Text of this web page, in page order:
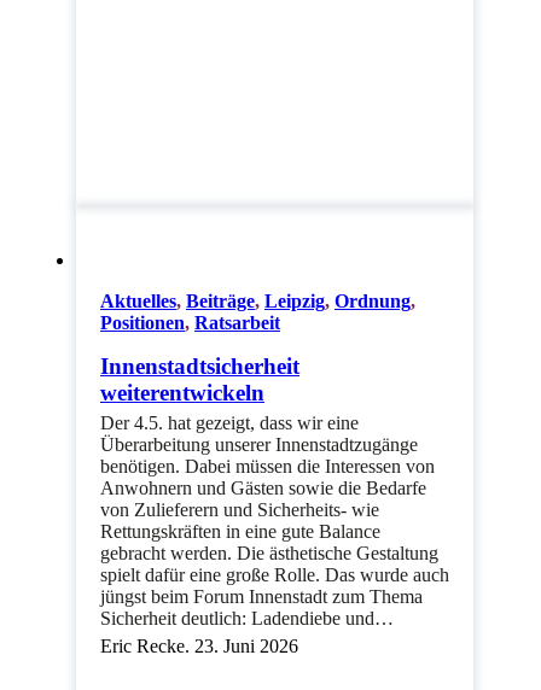
Aktuelles, Beiträge, Leipzig, Ordnung,
Positionen, Ratsarbeit
Innenstadtsicherheit
weiterentwickeln
Der 4.5. hat gezeigt, dass wir eine
Überarbeitung unserer Innenstadtzugänge
benötigen. Dabei müssen die Interessen von
Anwohnern und Gästen sowie die Bedarfe
von Zulieferern und Sicherheits- wie
Rettungskräften in eine gute Balance
gebracht werden. Die ästhetische Gestaltung
spielt dafür eine große Rolle. Das wurde auch
jüngst beim Forum Innenstadt zum Thema
Sicherheit deutlich: Ladendiebe und…
Eric Recke. 23. Juni 2026